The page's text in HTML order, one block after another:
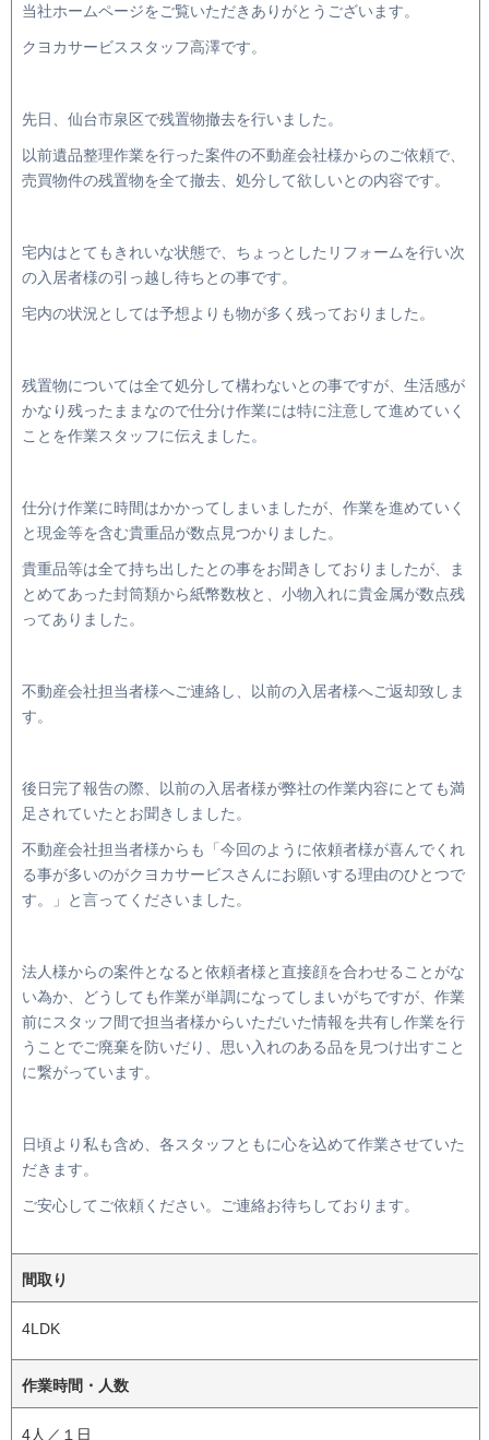
当社ホームページをご覧いただきありがとうございます。
クヨカサービススタッフ高澤です。
先日、仙台市泉区で残置物撤去を行いました。
以前遺品整理作業を行った案件の不動産会社様からのご依頼で、
売買物件の残置物を全て撤去、処分して欲しいとの内容です。
宅内はとてもきれいな状態で、ちょっとしたリフォームを行い次
の入居者様の引っ越し待ちとの事です。
宅内の状況としては予想よりも物が多く残っておりました。
残置物については全て処分して構わないとの事ですが、生活感が
かなり残ったままなので仕分け作業には特に注意して進めていく
ことを作業スタッフに伝えました。
仕分け作業に時間はかかってしまいましたが、作業を進めていく
と現金等を含む貴重品が数点見つかりました。
貴重品等は全て持ち出したとの事をお聞きしておりましたが、ま
とめてあった封筒類から紙幣数枚と、小物入れに貴金属が数点残
ってありました。
不動産会社担当者様へご連絡し、以前の入居者様へご返却致しま
す。
後日完了報告の際、以前の入居者様が弊社の作業内容にとても満
足されていたとお聞きしました。
不動産会社担当者様からも「今回のように依頼者様が喜んでくれ
る事が多いのがクヨカサービスさんにお願いする理由のひとつで
す。」と言ってくださいました。
法人様からの案件となると依頼者様と直接顔を合わせることがな
い為か、どうしても作業が単調になってしまいがちですが、作業
前にスタッフ間で担当者様からいただいた情報を共有し作業を行
うことでご廃棄を防いだり、思い入れのある品を見つけ出すこと
に繋がっています。
日頃より私も含め、各スタッフともに心を込めて作業させていた
だきます。
ご安心してご依頼ください。ご連絡お待ちしております。
間取り
4LDK
作業時間・人数
4人／１日